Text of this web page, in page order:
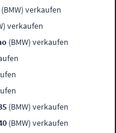
(BMW) verkaufen
verkaufen
(BMW) verkaufen
(BMW) verkaufen
(BMW) verkaufen